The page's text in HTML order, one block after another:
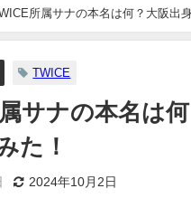
所属サナの本名は何？大阪出
TWICE
サナの本名は
た！
2024年10月2日